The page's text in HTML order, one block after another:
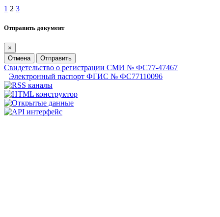
1 2 3
Отправить документ
×
Отмена
Отправить
Свидетельство о регистрации СМИ № ФС77-47467
Электронный паспорт ФГИС № ФС77110096